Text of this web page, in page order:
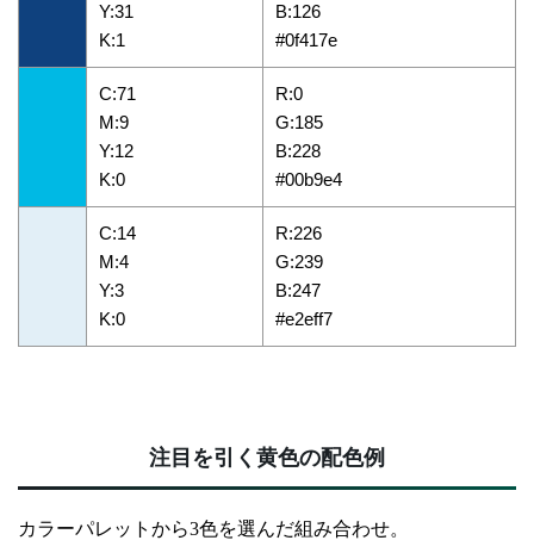
Y:31
K:1
B:126
#0f417e
C:71
M:9
Y:12
K:0
R:0
G:185
B:228
#00b9e4
C:14
M:4
Y:3
K:0
R:226
G:239
B:247
#e2eff7
注目を引く黄色の配色例
カラーパレットから3色を選んだ組み合わせ。